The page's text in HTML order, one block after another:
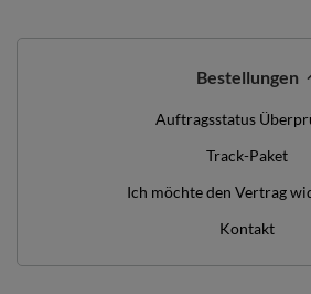
Bestellungen
Auftragsstatus
Track-Paket
Ich möchte den Vertrag
Kontakt